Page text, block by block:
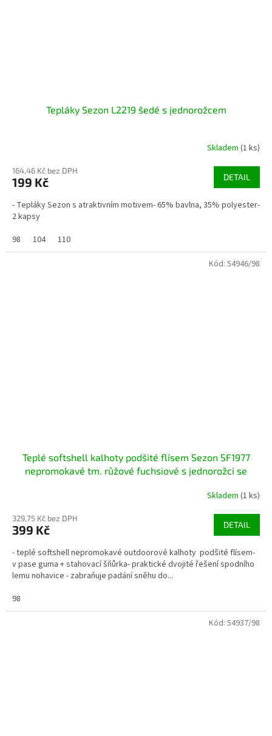
Tepláky Sezon L2219 šedé s jednorožcem
Skladem (1 ks)
164,46 Kč bez DPH
199 Kč DETAIL
- Tepláky Sezon s atraktivním motivem- 65% bavlna, 35% polyester-
2 kapsy
98
104 110
Teplé softshell kalhoty podšité flísem Sezon SF1977
nepromokavé tm. růžové fuchsiové s jednorožci se
Skladem (1 ks)
329,75 Kč bez DPH
399 Kč DETAIL
- teplé softshell nepromokavé outdoorové kalhoty podšité flísem-
v pase guma + stahovací šňůrka- praktické dvojité řešení spodního
lemu nohavice - zabraňuje padání sněhu do...
98
Kód: 54946/98
Kód: 54937/98